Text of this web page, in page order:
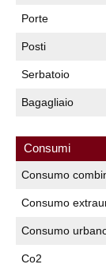
Porte
Posti
Serbatoio
Bagagliaio
Consumi
Consumo
Consumo
Consumo
Co2